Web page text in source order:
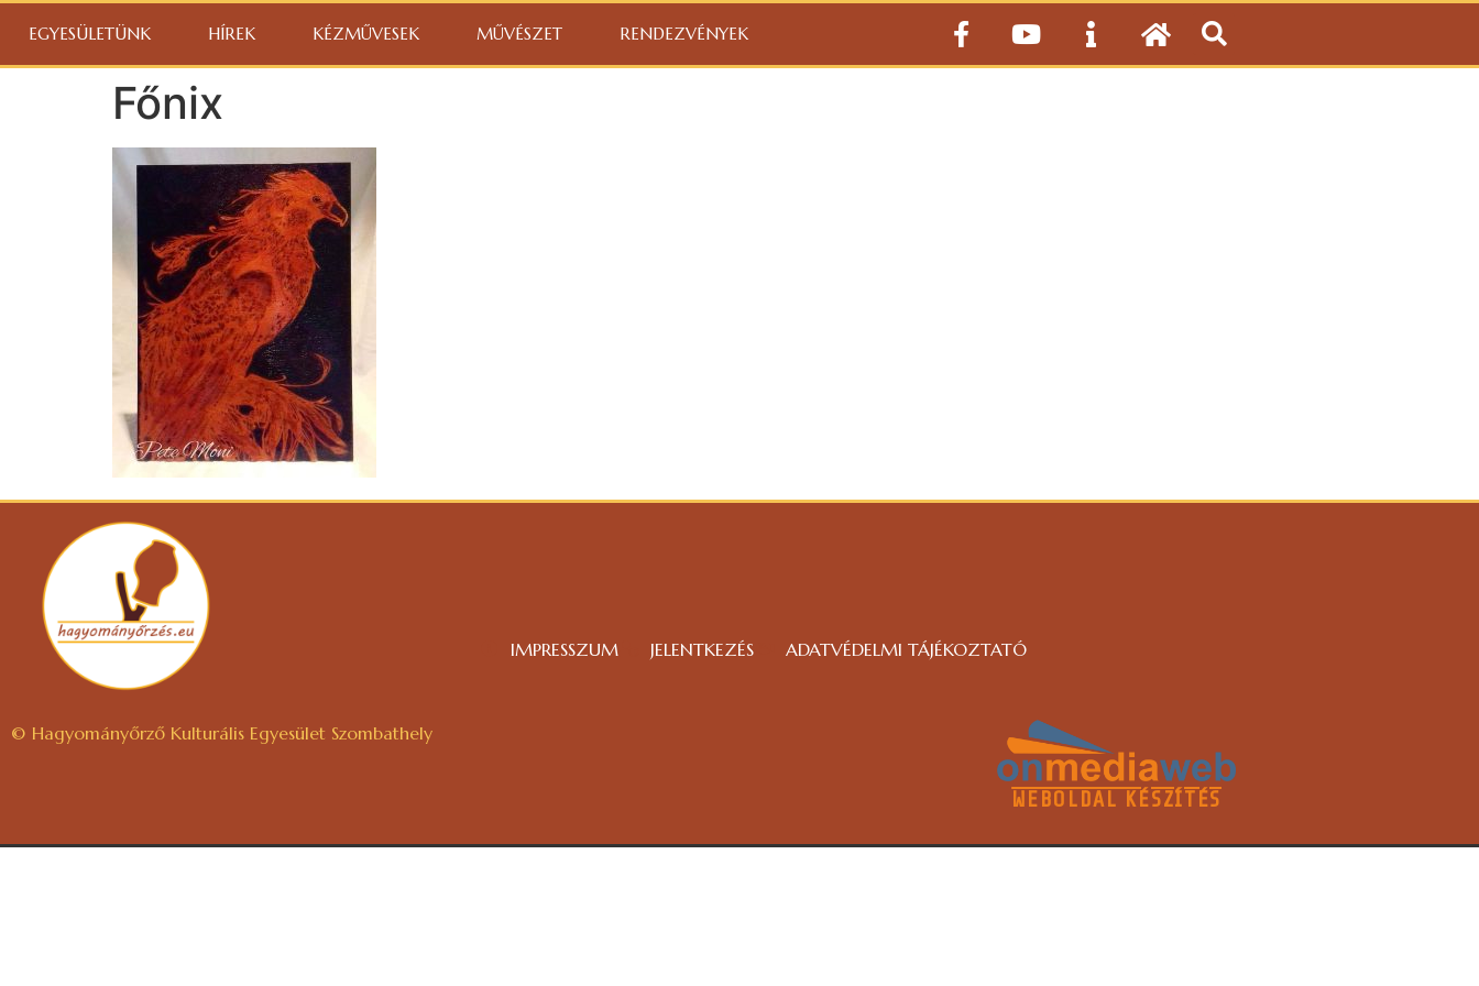
EGYESÜLETÜNK HÍREK KÉZMŰVESEK MŰVÉSZET RENDEZVÉNYEK
Főnix
IMPRESSZUM JELENTKEZÉS ADATVÉDELMI TÁJÉKOZTATÓ
© Hagyományőrző Kulturális Egyesület Szombathely
WEBOLDAL KÉSZÍTÉS